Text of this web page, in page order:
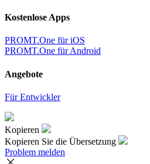
Kostenlose Apps
PROMT.One für iOS
PROMT.One für Android
Angebote
Für Entwickler
Kopieren
Kopieren Sie die Übersetzung
Problem melden